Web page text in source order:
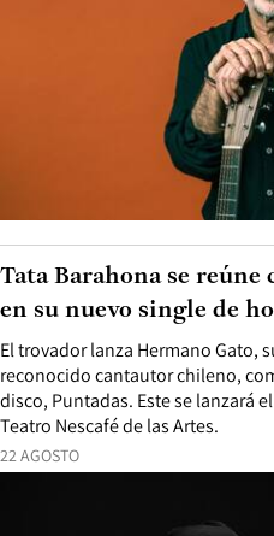
22 AGOSTO
El trovador lanza Hermano Gato,
reconocido cantautor chileno,
disco, Puntadas. Este se lanzará
Teatro Nescafé de las Artes.
Tata Barahona se
en su nuevo single de